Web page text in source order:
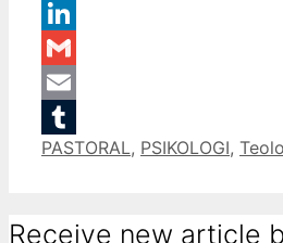
WhatsApp
LinkedIn
Gmail
Email
Tumblr
Categories
PASTORAL, PSIKOLOGI,
Receive new article